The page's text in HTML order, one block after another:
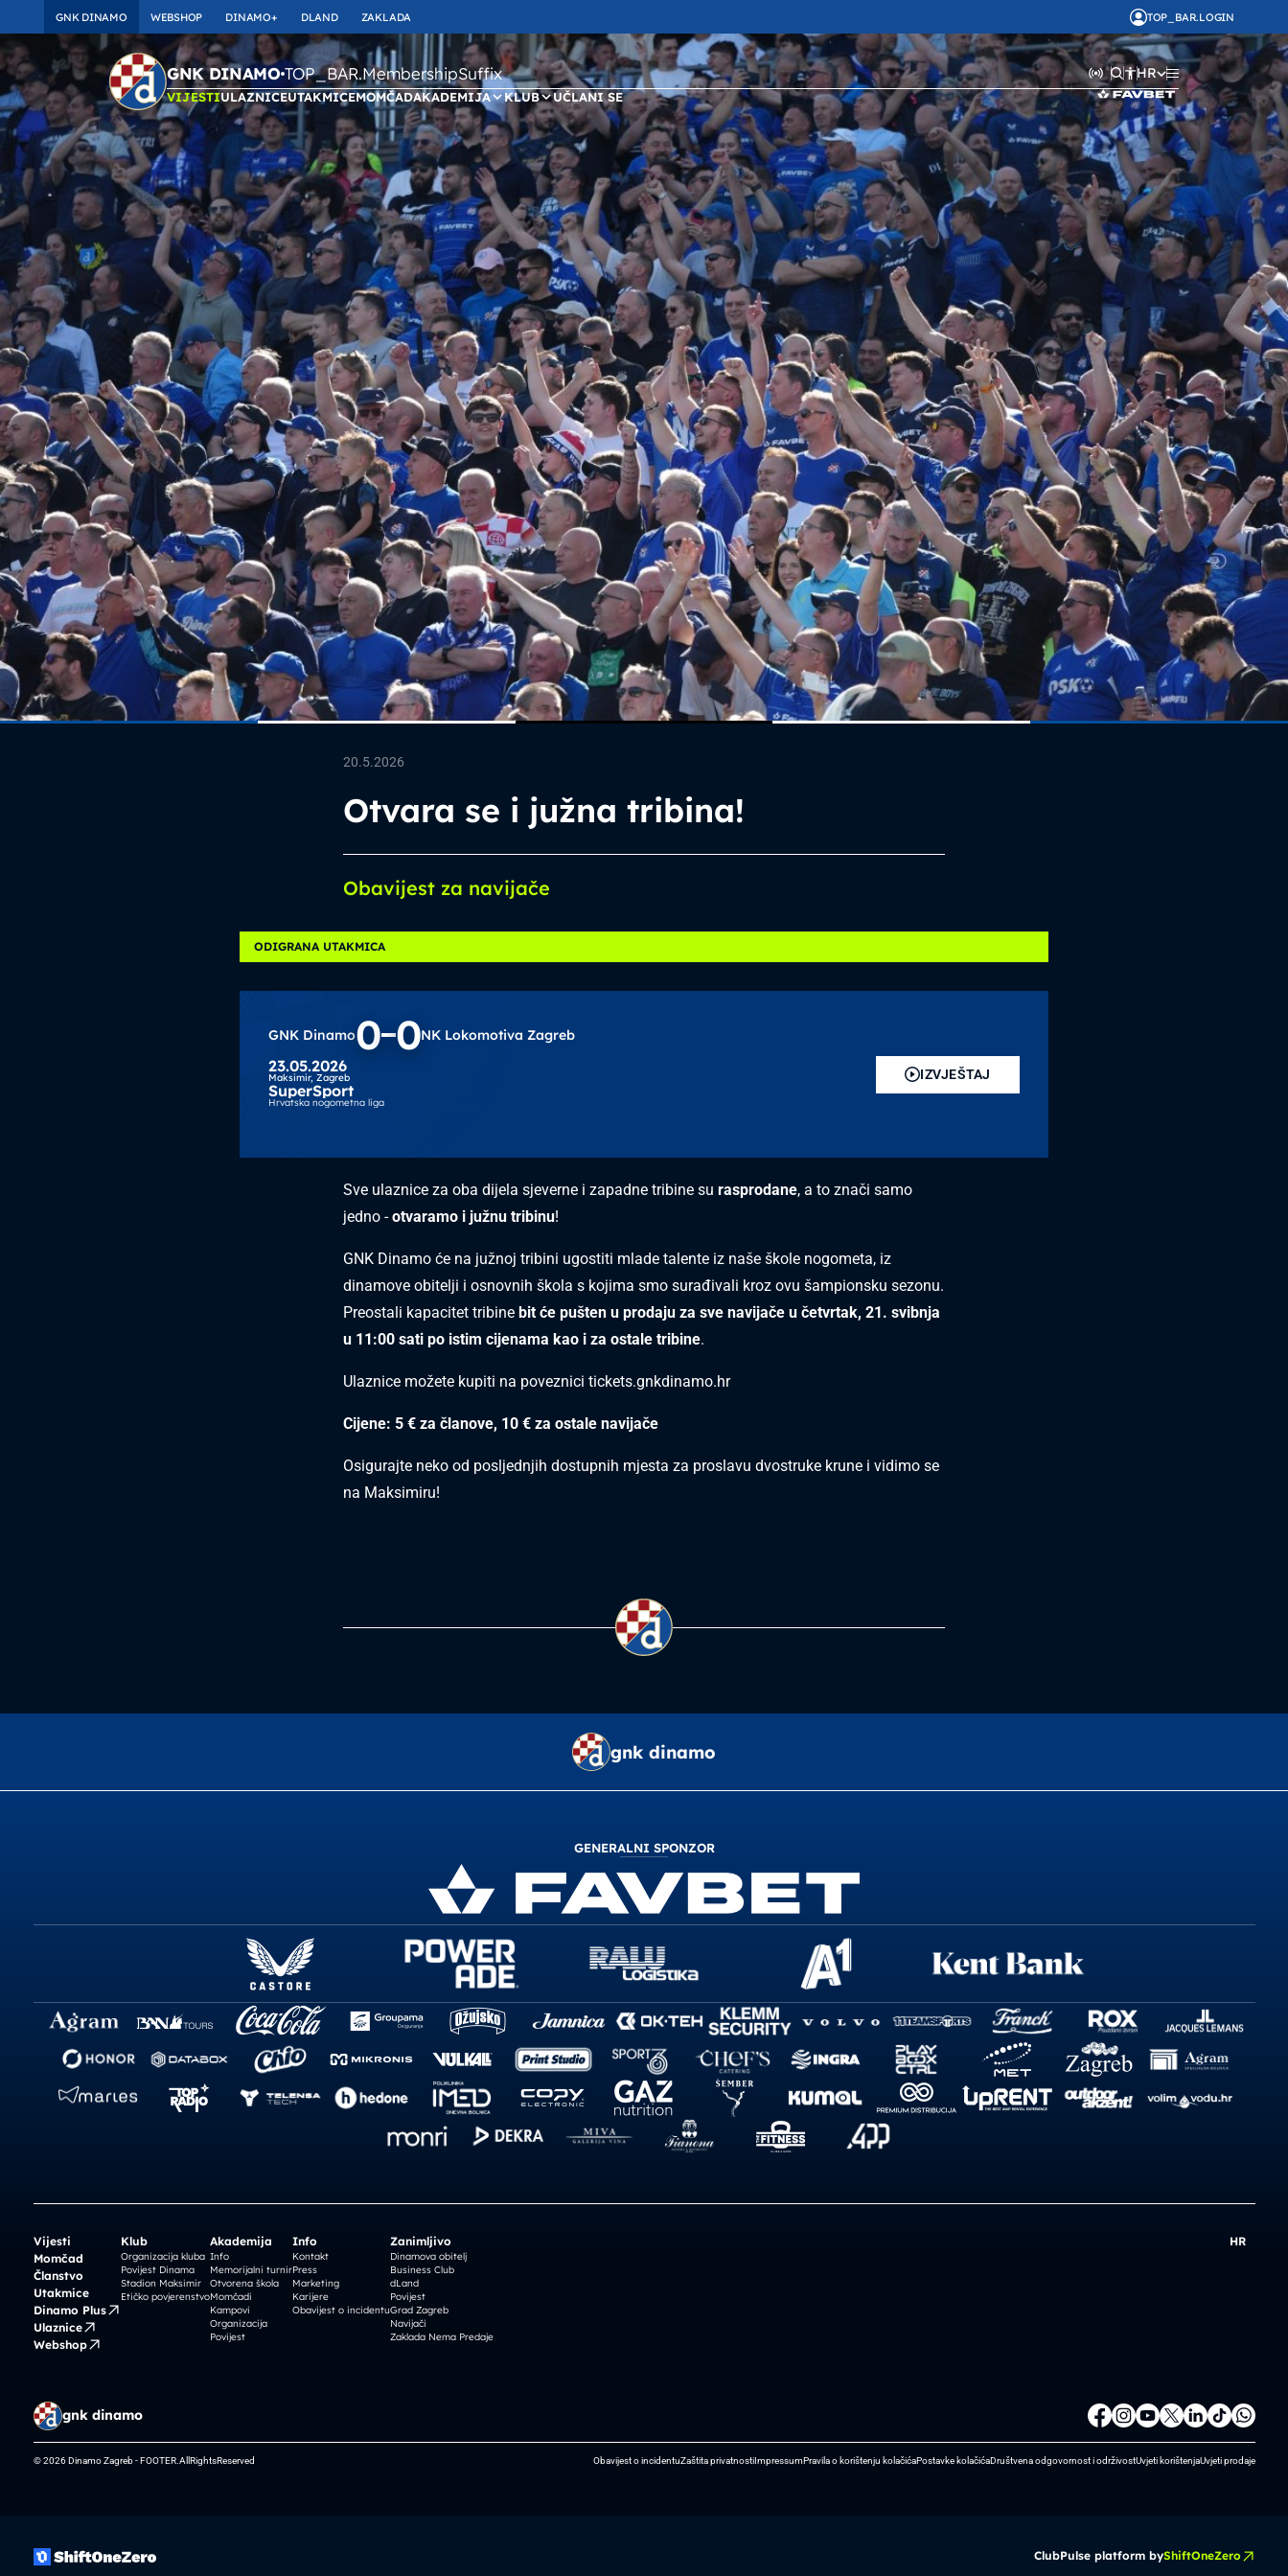
GNK DINAMO WEBSHOP DINAMO+ DLAND ZAKLADA TOP_BAR.LOGIN
GNK DINAMO TOP_BAR.MembershipSuffix HR
VIJESTIULAZNICEUTAKMICEMOMČADAKADEMIJA KLUB UČLANI SE
20.5.2026
Otvara se i južna tribina!
Obavijest za navijače
ODIGRANA UTAKMICA
GNK Dinamo0 0NK Lokomotiva Zagreb
23.05.2026
Maksimir, Zagreb
SuperSport
Hrvatska nogometna liga
IZVJEŠTAJ
Sve ulaznice za oba dijela sjeverne i zapadne tribine su rasprodane, a to znači samo
jedno -otvaramo i južnu tribinu!
GNK Dinamo će na južnoj tribini ugostiti mlade talente iz naše škole nogometa, iz
dinamove obitelji i osnovnih škola s kojima smo surađivali kroz ovu šampionsku sezonu.
Preostali kapacitet tribine bit će pušten u prodaju za sve navijače u četvrtak, 21. svibnja
u 11:00 sati po istim cijenama kao i za ostale tribine.
Ulaznice možete kupiti na poveznici tickets.gnkdinamo.hr
Cijene: 5 € za članove, 10 € za ostale navijače
Osigurajte neko od posljednjih dostupnih mjesta za proslavu dvostruke krune i vidimo se
na Maksimiru!
gnk dinamo
GENERALNI SPONZOR
Vijesti
Momčad
Članstvo
Utakmice
Dinamo Plus
Ulaznice
Webshop
Klub
Organizacija kluba
Povijest Dinama
Stadion Maksimir
Etičko povjerenstvo
Akademija
Info
Memorijalni turnir
Otvorena škola
Momčadi
Kampovi
Organizacija
Povijest
Info
Kontakt
Press
Marketing
Karijere
Obavijest o incidentu
Zanimljivo
Dinamova obitelj
Business Club
dLand
Povijest
Grad Zagreb
Navijači
Zaklada Nema Predaje
HR
gnk dinamo
© 2026 Dinamo Zagreb - FOOTER.AllRightsReserved Obavijest o incidentuZaštita privatnostiImpressumPravila o korištenju kolačićaPostavke kolačićaDruštvena odgovornost i održivostUvjeti korištenjaUvjeti prodaje
ClubPulse platform byShiftOneZero